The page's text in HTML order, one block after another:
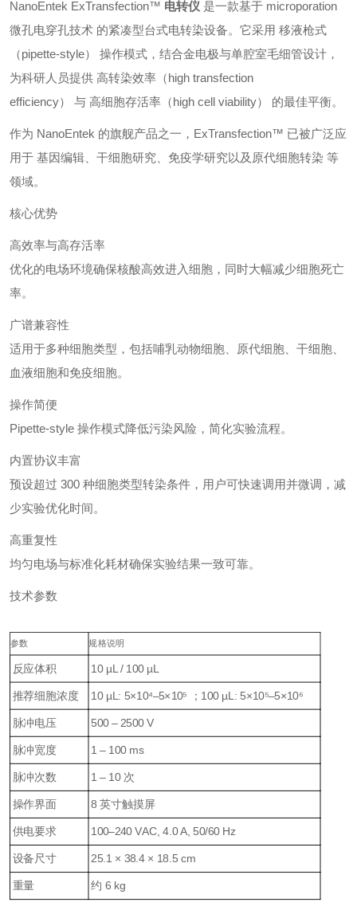
NanoEntek ExTransfection™ 电转仪 是一款基于 microporation
微孔电穿孔技术 的紧凑型台式电转染设备。它采用 移液枪式
（pipette-style） 操作模式，结合金电极与单腔室毛细管设计，
为科研人员提供 高转染效率（high transfection
efficiency） 与 高细胞存活率（high cell viability） 的最佳平衡。
作为 NanoEntek 的旗舰产品之一，ExTransfection™ 已被广泛应
用于 基因编辑、干细胞研究、免疫学研究以及原代细胞转染 等
领域。
核心优势
高效率与高存活率
优化的电场环境确保核酸高效进入细胞，同时大幅减少细胞死亡
率。
广谱兼容性
适用于多种细胞类型，包括哺乳动物细胞、原代细胞、干细胞、
血液细胞和免疫细胞。
操作简便
Pipette-style 操作模式降低污染风险，简化实验流程。
内置协议丰富
预设超过 300 种细胞类型转染条件，用户可快速调用并微调，减
少实验优化时间。
高重复性
均匀电场与标准化耗材确保实验结果一致可靠。
技术参数
参数 规格说明
反应体积 10 µL / 100 µL
推荐细胞浓度 10 µL: 5×10⁴–5×10⁵ ；100 µL: 5×10⁵–5×10⁶
脉冲电压 500 – 2500 V
脉冲宽度 1 – 100 ms
脉冲次数 1 – 10 次
操作界面 8 英寸触摸屏
供电要求 100–240 VAC, 4.0 A, 50/60 Hz
设备尺寸 25.1 × 38.4 × 18.5 cm
重量 约 6 kg